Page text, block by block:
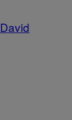
David